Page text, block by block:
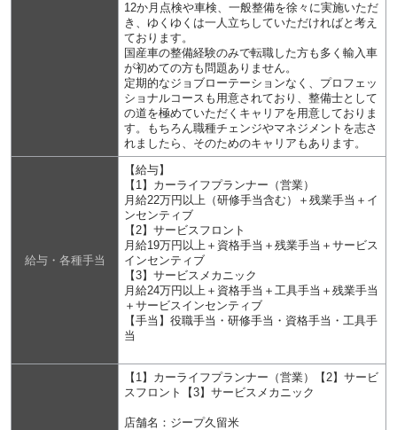
12か月点検や車検、一般整備を徐々に実施いただ
き、ゆくゆくは一人立ちしていただければと考え
ております。
国産車の整備経験のみで転職した方も多く輸入車
が初めての方も問題ありません。
定期的なジョブローテーションなく、プロフェッ
ショナルコースも用意されており、整備士として
の道を極めていただくキャリアを用意しておりま
す。もちろん職種チェンジやマネジメントを志さ
れましたら、そのためのキャリアもあります。
給与・各種手当
【給与】
【1】カーライフプランナー（営業）
月給22万円以上（研修手当含む）＋残業手当＋イ
ンセンティブ
【2】サービスフロント
月給19万円以上＋資格手当＋残業手当＋サービス
インセンティブ
【3】サービスメカニック
月給24万円以上＋資格手当＋工具手当＋残業手当
＋サービスインセンティブ
【手当】役職手当・研修手当・資格手当・工具手
当
【1】カーライフプランナー（営業）【2】サービ
スフロント【3】サービスメカニック
店舗名：ジープ久留米